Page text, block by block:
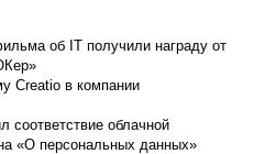
об IT получили награду от
Creatio в компании
соответствие облачной
«О персональных данных»